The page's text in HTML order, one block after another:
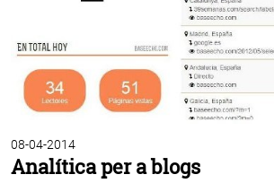
08-04-2014
Analítica per a blogs